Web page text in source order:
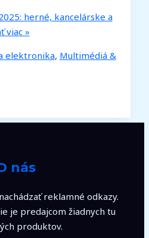
herné, kancelárske a
viac »
elektronika, Multimédiá &
nás
reklamné odkazy.
je predajcom žiadnych tu
produktov.